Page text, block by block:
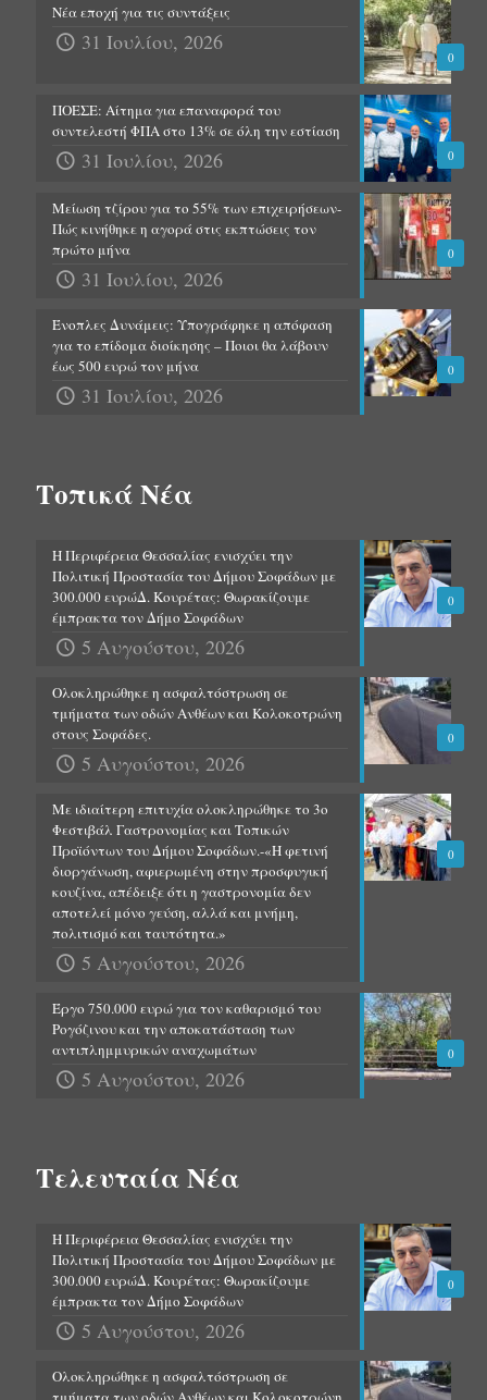
0
Νέα εποχή για τις συντάξεις
31 Ιουλίου, 2026
0
ΠΟΕΣΕ: Αίτημα για επαναφορά του
συντελεστή ΦΠΑ στο 13% σε όλη την εστίαση
31 Ιουλίου, 2026
0
Μείωση τζίρου για το 55% των επιχειρήσεων-
Πώς κινήθηκε η αγορά στις εκπτώσεις τον
πρώτο μήνα
31 Ιουλίου, 2026
0
Ένοπλες Δυνάμεις: Υπογράφηκε η απόφαση
για το επίδομα διοίκησης – Ποιοι θα λάβουν
έως 500 ευρώ τον μήνα
31 Ιουλίου, 2026
Τοπικά Νέα
0
Η Περιφέρεια Θεσσαλίας ενισχύει την
Πολιτική Προστασία του Δήμου Σοφάδων με
300.000 ευρώΔ. Κουρέτας: Θωρακίζουμε
έμπρακτα τον Δήμο Σοφάδων
5 Αυγούστου, 2026
0
Ολοκληρώθηκε η ασφαλτόστρωση σε
τμήματα των οδών Ανθέων και Κολοκοτρώνη
στους Σοφάδες.
5 Αυγούστου, 2026
0
Με ιδιαίτερη επιτυχία ολοκληρώθηκε το 3ο
Φεστιβάλ Γαστρονομίας και Τοπικών
Προϊόντων του Δήμου Σοφάδων.-«Η φετινή
διοργάνωση, αφιερωμένη στην προσφυγική
κουζίνα, απέδειξε ότι η γαστρονομία δεν
αποτελεί μόνο γεύση, αλλά και μνήμη,
πολιτισμό και ταυτότητα.»
5 Αυγούστου, 2026
0
Έργο 750.000 ευρώ για τον καθαρισμό του
Ρογόζινου και την αποκατάσταση των
αντιπλημμυρικών αναχωμάτων
5 Αυγούστου, 2026
Τελευταία Νέα
0
Η Περιφέρεια Θεσσαλίας ενισχύει την
Πολιτική Προστασία του Δήμου Σοφάδων με
300.000 ευρώΔ. Κουρέτας: Θωρακίζουμε
έμπρακτα τον Δήμο Σοφάδων
5 Αυγούστου, 2026
Ολοκληρώθηκε η ασφαλτόστρωση σε